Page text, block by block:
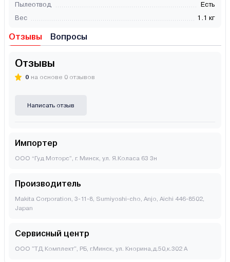
Пылеотвод
Есть
Вес
1.1 кг
Отзывы Вопросы
Отзывы
0 на основе 0 отзывов
Написать отзыв
Импортер
ООО “Гуд Моторс”, г. Минск, ул. Я.Коласа 63 3н
Производитель
Makita Corporation, 3-11-8, Sumiyoshi-cho, Anjo, Aichi 446-8502,
Japan
Сервисный центр
ООО "ТД Комплект", РБ, г.Минск, ул. Кнорина,д.50,к.302 А